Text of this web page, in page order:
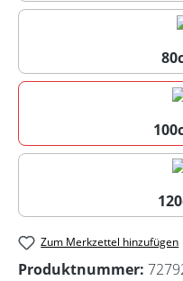
Zum Merkzettel hinzufügen
Produktnummer: